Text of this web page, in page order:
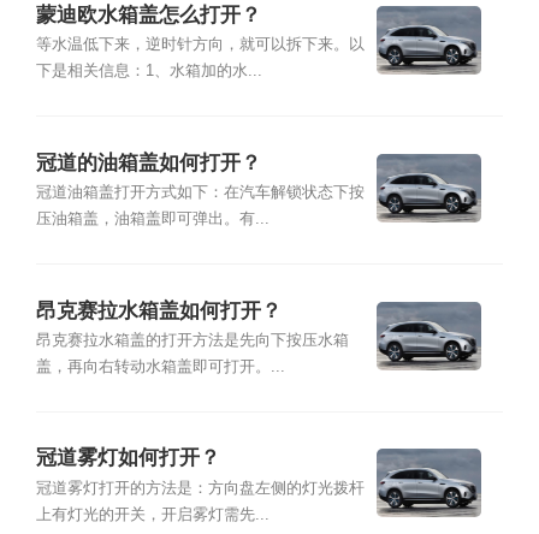
蒙迪欧水箱盖怎么打开？
等水温低下来，逆时针方向，就可以拆下来。以
下是相关信息：1、水箱加的水...
冠道的油箱盖如何打开？
冠道油箱盖打开方式如下：在汽车解锁状态下按
压油箱盖，油箱盖即可弹出。有...
昂克赛拉水箱盖如何打开？
昂克赛拉水箱盖的打开方法是先向下按压水箱
盖，再向右转动水箱盖即可打开。...
冠道雾灯如何打开？
冠道雾灯打开的方法是：方向盘左侧的灯光拨杆
上有灯光的开关，开启雾灯需先...